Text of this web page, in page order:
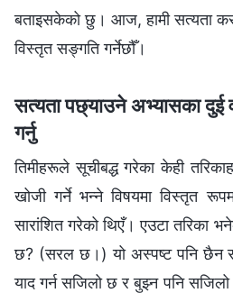
बताइसकेको छु। आज, हामी सत्यता
विस्तृत सङ्गति गर्नेछौँ।
सत्यता पछ्याउने अभ्यासका दुई
गर्नु
तिमीहरूले सूचीबद्ध गरेका केही
खोजी गर्ने भन्‍ने विषयमा विस्तृत
सारांशित गरेको थिएँ। एउटा तरिका
छ? (सरल छ।) यो अस्पष्ट पनि छैन
याद गर्न सजिलो छ र बुझ्‍न पनि